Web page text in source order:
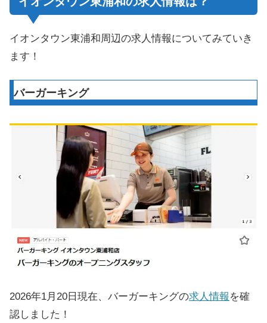
イオンタウン東浦和周辺の求人情報についてみていき
ます！
バーガーキング
2026年1月20日現在、バーガーキングの求人情報 を確
認しました！